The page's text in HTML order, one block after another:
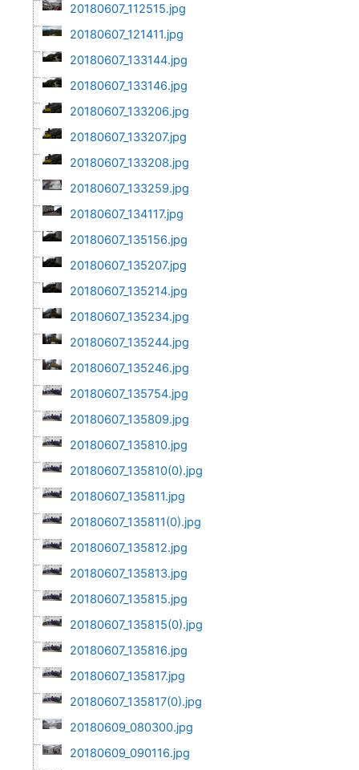
20180607_112515.jpg
20180607_121411.jpg
20180607_133144.jpg
20180607_133146.jpg
20180607_133206.jpg
20180607_133207.jpg
20180607_133208.jpg
20180607_133259.jpg
20180607_134117.jpg
20180607_135156.jpg
20180607_135207.jpg
20180607_135214.jpg
20180607_135234.jpg
20180607_135244.jpg
20180607_135246.jpg
20180607_135754.jpg
20180607_135809.jpg
20180607_135810.jpg
20180607_135810(0).jpg
20180607_135811.jpg
20180607_135811(0).jpg
20180607_135812.jpg
20180607_135813.jpg
20180607_135815.jpg
20180607_135815(0).jpg
20180607_135816.jpg
20180607_135817.jpg
20180607_135817(0).jpg
20180609_080300.jpg
20180609_090116.jpg